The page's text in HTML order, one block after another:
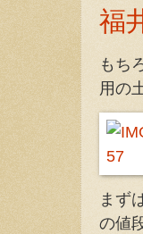
福
もち
用の
まず
の値